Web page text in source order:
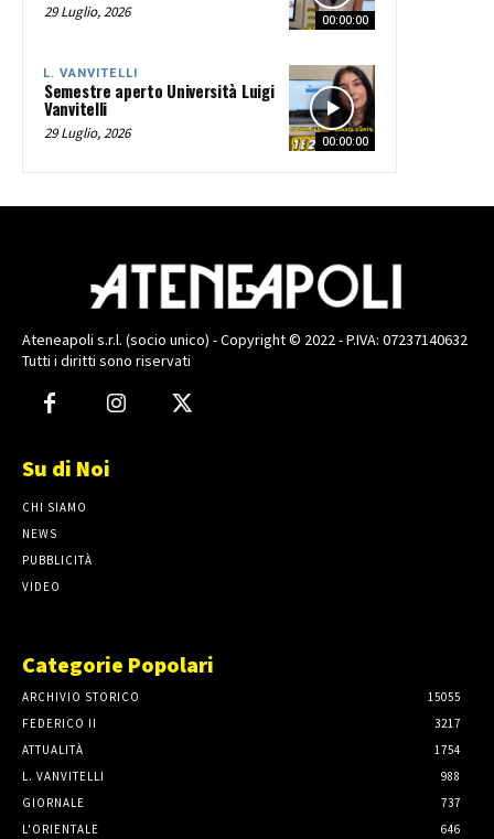
00:00:00
29 Luglio, 2026
00:00:00
L. VANVITELLI
Semestre aperto Università Luigi
Vanvitelli
29 Luglio, 2026
Ateneapoli s.r.l. (socio unico) - Copyright © 2022 - P.IVA: 07237140632
Tutti i diritti sono riservati
Su di Noi
CHI SIAMO
NEWS
PUBBLICITÀ
VIDEO
Categorie Popolari
ARCHIVIO STORICO
15055
FEDERICO II
3217
ATTUALITÀ
1754
L. VANVITELLI
988
GIORNALE
737
L'ORIENTALE
646